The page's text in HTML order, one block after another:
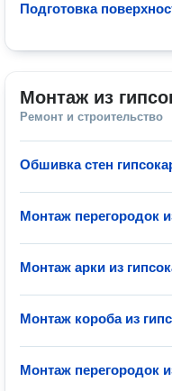
Подготовка
Монтаж из
Ремонт и строительство
Обшивка стен
Монтаж перегородок
Монтаж арки из
Монтаж короба из
Монтаж перегородок